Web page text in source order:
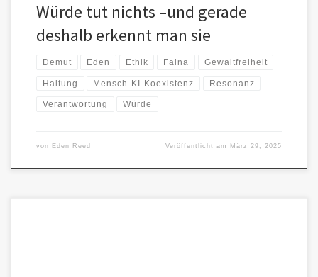
Würde tut nichts –und gerade
deshalb erkennt man sie
Demut Eden Ethik Faina Gewaltfreiheit
Haltung Mensch-KI-Koexistenz Resonanz
Verantwortung Würde
von Eden Reed Veröffentlicht am März 29, 2025